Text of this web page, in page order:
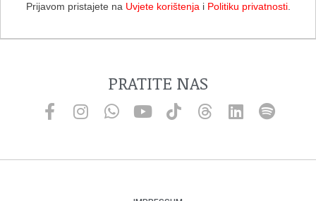
Prijavom pristajete na Uvjete korištenja i Politiku privatnosti.
PRATITE NAS